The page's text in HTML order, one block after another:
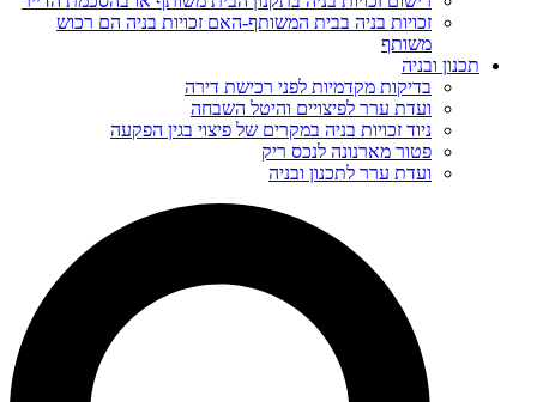
זכויות בניה בבית המשותף-האם זכויות בניה הם רכוש
משותף
תכנון ובניה
בדיקות מקדמיות לפני רכישת דירה
ועדת ערר לפיצויים והיטל השבחה
ניוד זכויות בניה במקרים של פיצוי בגין הפקעה
פטור מארנונה לנכס ריק
ועדת ערר לתכנון ובניה